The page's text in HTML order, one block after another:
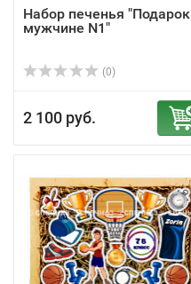
Набор печенья "Подарок
мужчине N1"
(0)
2 100 руб.